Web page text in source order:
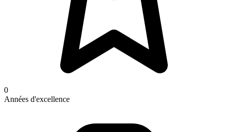
0
Années d'excellence